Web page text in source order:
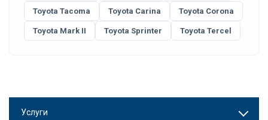
Toyota Tacoma Toyota Carina Toyota Corona
Toyota Mark II Toyota Sprinter Toyota Tercel
Услуги